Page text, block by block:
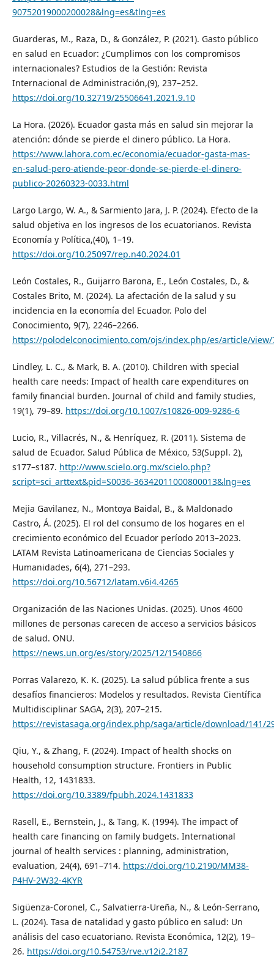
90752019000200028&lng=es&tlng=es
Guarderas, M., Raza, D., & González, P. (2021). Gasto público
en salud en Ecuador: ¿Cumplimos con los compromisos
internacionales? Estudios de la Gestión: Revista
Internacional de Administración,(9), 237–252.
https://doi.org/10.32719/25506641.2021.9.10
La Hora. (2026). Ecuador gasta más en salud sin mejorar la
atención: dónde se pierde el dinero público. La Hora.
https://www.lahora.com.ec/economia/ecuador-gasta-mas-
en-salud-pero-atiende-peor-donde-se-pierde-el-dinero-
publico-20260323-0033.html
Largo Largo, W. A., & Sarmiento Jara, J. P. (2024). Efecto de la
salud objetiva en los ingresos de los ecuatorianos. Revista
Economía y Política,(40), 1–19.
https://doi.org/10.25097/rep.n40.2024.01
León Costales, R., Guijarro Barona, E., León Costales, D., &
Costales Brito, M. (2024). La afectación de la salud y su
incidencia en la economía del Ecuador. Polo del
Conocimiento, 9(7), 2246–2266.
https://polodelconocimiento.com/ojs/index.php/es/article/
Lindley, L. C., & Mark, B. A. (2010). Children with special
health care needs: Impact of health care expenditures on
family financial burden. Journal of child and family studies,
19(1), 79–89. https://doi.org/10.1007/s10826-009-9286-6
Lucio, R., Villacrés, N., & Henríquez, R. (2011). Sistema de
salud de Ecuador. Salud Pública de México, 53(Suppl. 2),
s177–s187. http://www.scielo.org.mx/scielo.php?
script=sci_arttext&pid=S0036-36342011000800013&lng=es
Mejia Gavilanez, N., Montoya Baidal, B., & Maldonado
Castro, Á. (2025). El rol del consumo de los hogares en el
crecimiento económico del Ecuador período 2013–2023.
LATAM Revista Latinoamericana de Ciencias Sociales y
Humanidades, 6(4), 271–293.
https://doi.org/10.56712/latam.v6i4.4265
Organización de las Naciones Unidas. (2025). Unos 4600
millones de personas carecen de acceso a servicios básicos
de salud. ONU.
https://news.un.org/es/story/2025/12/1540866
Porras Valarezo, K. K. (2025). La salud pública frente a sus
desafíos financieros: Modelos y resultados. Revista Científica
Multidisciplinar SAGA, 2(3), 207–215.
https://revistasaga.org/index.php/saga/article/download/141/
Qiu, Y., & Zhang, F. (2024). Impact of health shocks on
household consumption structure. Frontiers in Public
Health, 12, 1431833.
https://doi.org/10.3389/fpubh.2024.1431833
Rasell, E., Bernstein, J., & Tang, K. (1994). The impact of
health care financing on family budgets. International
journal of health services : planning, administration,
evaluation, 24(4), 691–714. https://doi.org/10.2190/MM38-
P4HV-2W32-4KYR
Sigüenza-Coronel, C., Salvatierra-Ureña, N., & León-Serrano,
L. (2024). Tasa de natalidad y gasto público en salud: Un
análisis del caso ecuatoriano. Revista Económica, 12(2), 19–
26. https://doi.org/10.54753/rve.v12i2.2187